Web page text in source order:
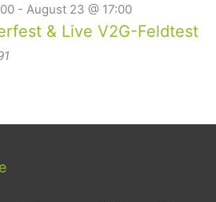
- August 23 @ 17:00
& Live V2G-Feldtest